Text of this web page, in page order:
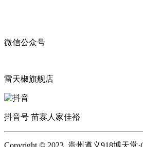
微信公众号
雷天椒旗舰店
抖音号 苗寨人家佳裕
Copyright © 2023 贵州遵义918博天堂